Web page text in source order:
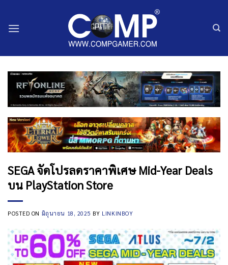
SEGA จัดโปรลดราคาพิเศษ Mid-Year Deals
บน PlayStation Store
POSTED ON มิถุนายน 18, 2025 BY LINKINBOY